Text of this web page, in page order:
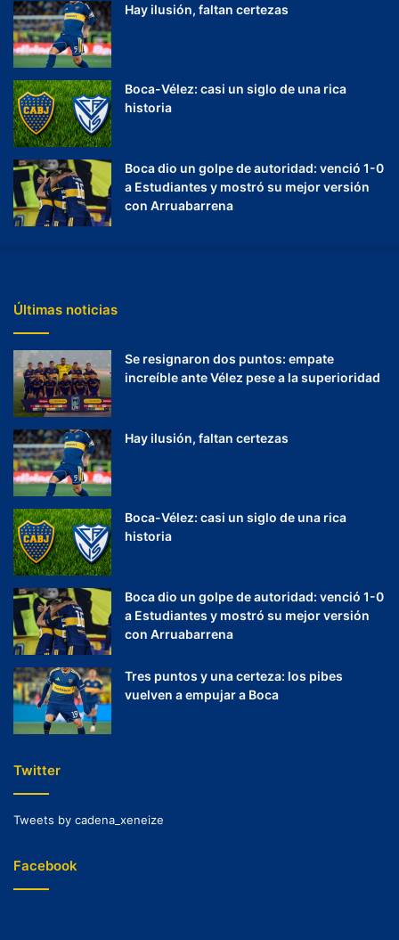
Hay ilusión, faltan certezas
Boca-Vélez: casi un siglo de una rica
historia
Boca dio un golpe de autoridad: venció 1-0
a Estudiantes y mostró su mejor versión
con Arruabarrena
Últimas noticias
Se resignaron dos puntos: empate
increíble ante Vélez pese a la superioridad
Hay ilusión, faltan certezas
Boca-Vélez: casi un siglo de una rica
historia
Boca dio un golpe de autoridad: venció 1-0
a Estudiantes y mostró su mejor versión
con Arruabarrena
Tres puntos y una certeza: los pibes
vuelven a empujar a Boca
Twitter
Tweets by cadena_xeneize
Facebook